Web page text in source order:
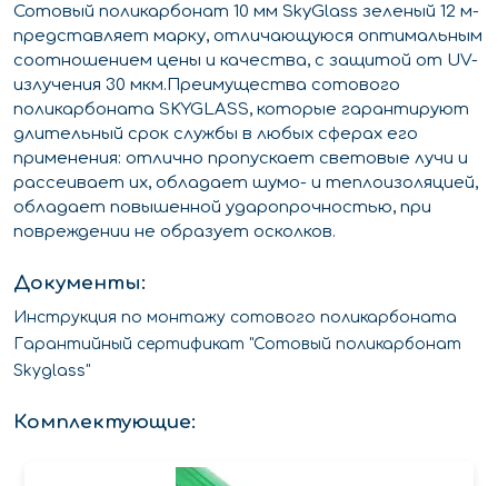
Сотовый поликарбонат 10 мм SkyGlass зеленый 12 м-
представляет марку, отличающуюся оптимальным
соотношением цены и качества, с защитой от UV-
излучения 30 мкм.Преимущества сотового
поликарбоната SKYGLASS, которые гарантируют
длительный срок службы в любых сферах его
применения: отлично пропускает световые лучи и
рассеивает их, обладает шумо- и теплоизоляцией,
обладает повышенной ударопрочностью, при
повреждении не образует осколков.
Документы:
Инструкция по монтажу сотового поликарбоната
Гарантийный сертификат "Сотовый поликарбонат
Skyglass"
Комплектующие: